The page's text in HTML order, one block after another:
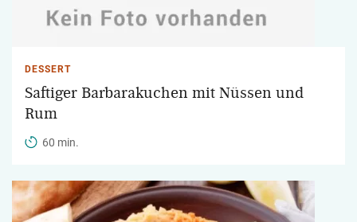
DESSERT
Saftiger Barbarakuchen mit Nüssen und
Rum
60 min.